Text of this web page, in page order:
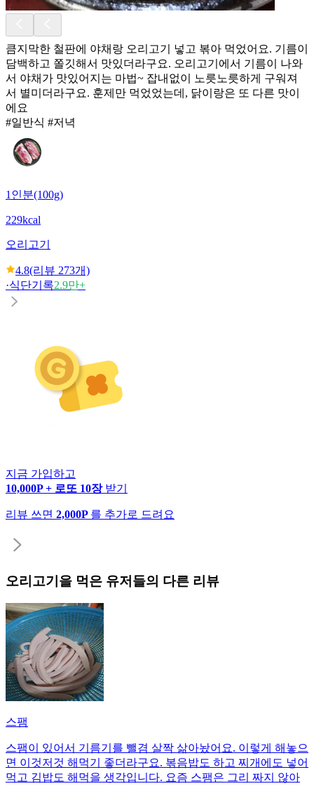
큼지막한 철판에 야채랑 오리고기 넣고 볶아 먹었어요. 기름이
담백하고 쫄깃해서 맛있더라구요. 오리고기에서 기름이 나와
서 야채가 맛있어지는 마법~ 잡내없이 노릇노릇하게 구워져
서 별미더라구요. 훈제만 먹었었는데, 닭이랑은 또 다른 맛이
에요
#일반식 #저녁
1인분(100g)
229kcal
오리고기
4.8(리뷰 273개)
·식단기록2.9만+
지금 가입하고
10,000P + 로또 10장 받기
리뷰 쓰면 2,000P 를 추가로 드려요
오리고기 을 먹은 유저들의 다른 리뷰
스팸
스팸이 있어서 기름기를 뺄겸 살짝 삶아놨어요. 이렇게 해놓으
면 이것저것 해먹기 좋더라구요. 볶음밥도 하고 찌개에도 넣어
먹고 김밥도 해먹을 생각입니다. 요즘 스팸은 그리 짜지 않아